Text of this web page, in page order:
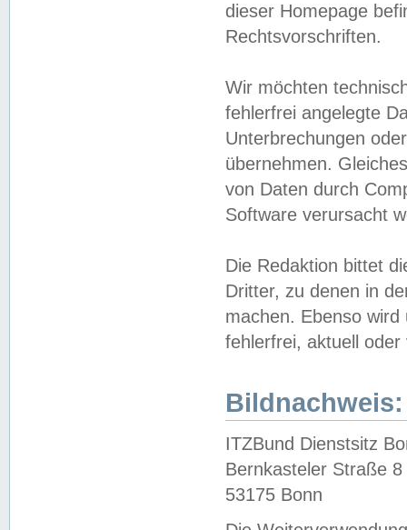
dieser Homepage
Rechtsvorschriften.
Wir möchten
fehlerfrei angelegte
Unterbrechungen
übernehmen.
von Daten durch
Software verursacht
Die Redaktion bittet
Dritter, zu denen in
machen. Ebenso
fehlerfrei, aktuell oder
Bildnachweis:
ITZBund Dienstsitz
Bernkasteler Straße 8
53175 Bonn